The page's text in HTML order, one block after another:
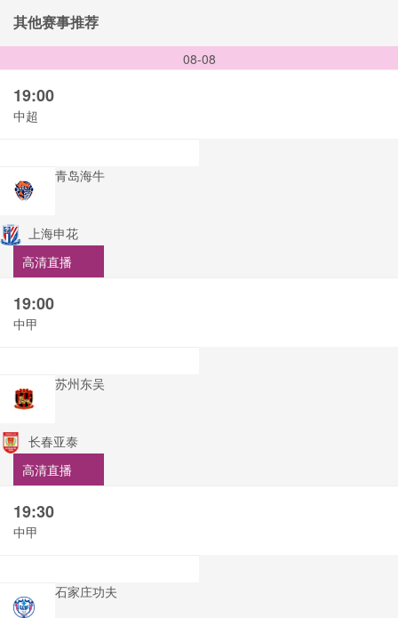
其他赛事推荐
08-08
19:00
中超
青岛海牛
上海申花
高清直播
19:00
中甲
苏州东吴
长春亚泰
高清直播
19:30
中甲
石家庄功夫